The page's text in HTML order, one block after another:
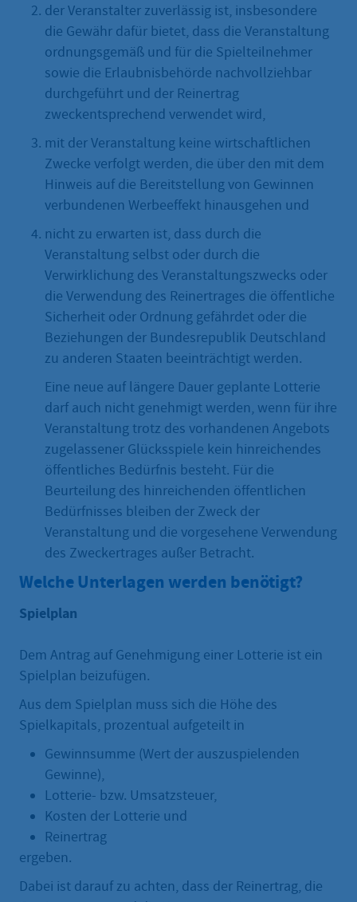
der Veranstalter zuverlässig ist, insbesondere
die Gewähr dafür bietet, dass die Veranstaltung
ordnungsgemäß und für die Spielteilnehmer
sowie die Erlaubnisbehörde nachvollziehbar
durchgeführt und der Reinertrag
zweckentsprechend verwendet wird,
mit der Veranstaltung keine wirtschaftlichen
Zwecke verfolgt werden, die über den mit dem
Hinweis auf die Bereitstellung von Gewinnen
verbundenen Werbeeffekt hinausgehen und
nicht zu erwarten ist, dass durch die
Veranstaltung selbst oder durch die
Verwirklichung des Veranstaltungszwecks oder
die Verwendung des Reinertrages die öffentliche
Sicherheit oder Ordnung gefährdet oder die
Beziehungen der Bundesrepublik Deutschland
zu anderen Staaten beeinträchtigt werden.
Eine neue auf längere Dauer geplante Lotterie
darf auch nicht genehmigt werden, wenn für ihre
Veranstaltung trotz des vorhandenen Angebots
zugelassener Glücksspiele kein hinreichendes
öffentliches Bedürfnis besteht. Für die
Beurteilung des hinreichenden öffentlichen
Bedürfnisses bleiben der Zweck der
Veranstaltung und die vorgesehene Verwendung
des Zweckertrages außer Betracht.
Welche Unterlagen werden benötigt?
Spielplan
Dem Antrag auf Genehmigung einer Lotterie ist ein
Spielplan beizufügen.
Aus dem Spielplan muss sich die Höhe des
Spielkapitals, prozentual aufgeteilt in
Gewinnsumme (Wert der auszuspielenden
Gewinne),
Lotterie- bzw. Umsatzsteuer,
Kosten der Lotterie und
Reinertrag
ergeben.
Dabei ist darauf zu achten, dass der Reinertrag, die